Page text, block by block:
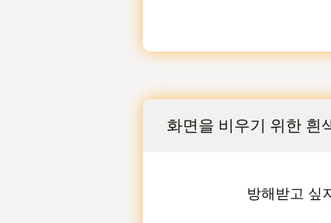
화면을 비우기 위한 흰
방해받고 싶